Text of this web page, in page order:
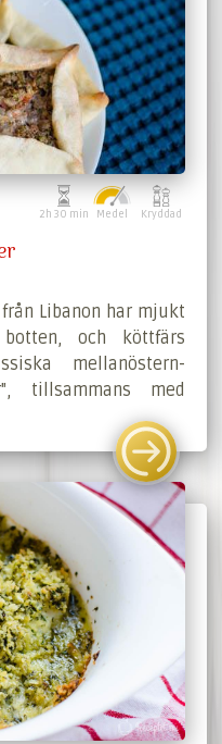
2h 30 min Medel Kryddad
Libanon har mjukt
och köttfärs
mellanöstern-
tillsammans med